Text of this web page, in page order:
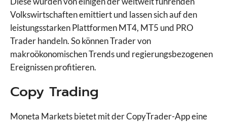
Volkswirtschaften emittiert und lassen sich auf den
leistungsstarken Plattformen MT4, MT5 und PRO
Trader handeln. So können Trader von
makroökonomischen Trends und regierungsbezogenen
Ereignissen profitieren.
Copy Trading
Moneta Markets bietet mit der CopyTrader-App eine